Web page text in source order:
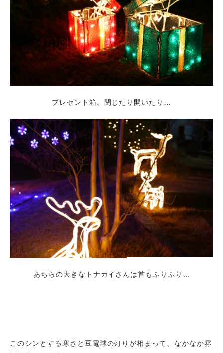
プレゼント箱。閉じたり開いたり…
あちらの大きなトナカイさんは首もふりふり…
このシンとする寒さと豆電球の灯りが相まって、なかなか雰